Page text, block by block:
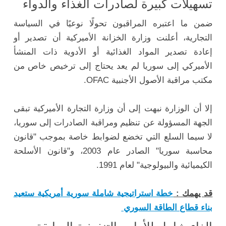
تسهيلات كبيرة لصادرات الغذاء والدواء
ضمن ما اعتبره المراقبون تحولًا نوعيًا في السياسة
التجارية، أعلنت وزارة الخزانة الأميركية أن تصدير أو
إعادة تصدير المواد الغذائية أو الأدوية ذات المنشأ
الأميركي إلى سوريا لم يعد يحتاج إلى ترخيص خاص من
مكتب مراقبة الأصول الأجنبية OFAC.
إلا أن الوزارة نبهت إلى أن وزارة التجارة الأميركية تبقى
الجهة المسؤولة عن تنظيم ومراقبة الصادرات إلى سوريا،
لا سيما السلع التي تخضع لضوابط خاصة بموجب "قانون
محاسبة سوريا" الصادر عام 2003، و"قانون الأسلحة
الكيميائية والبيولوجية" لعام 1991.
قد يهمك : خطة استراتيجية شاملة سورية أمريكية ستعيد
بناء قطاع الطاقة السوري